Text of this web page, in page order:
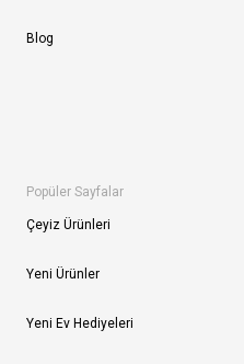
Blog
Popüler Sayfalar
Çeyiz Ürünleri
Yeni Ürünler
Yeni Ev Hediyeleri